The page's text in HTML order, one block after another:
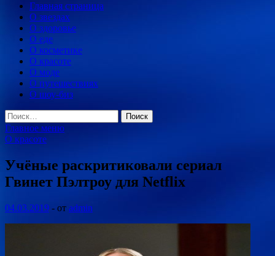
Главная страница
О звездах
О здоровье
О еде
О косметике
О красоте
О моде
О путешествиях
О шоу-биз
Найти:
Главное меню
О красоте
Учёные раскритиковали сериал
Гвинет Пэлтроу для Netflix
04.03.2019 - от admin